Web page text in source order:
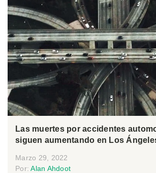
Las muertes por accidentes
siguen aumentando en Los
Marzo 29, 2022
Por:Alan Ahdoot